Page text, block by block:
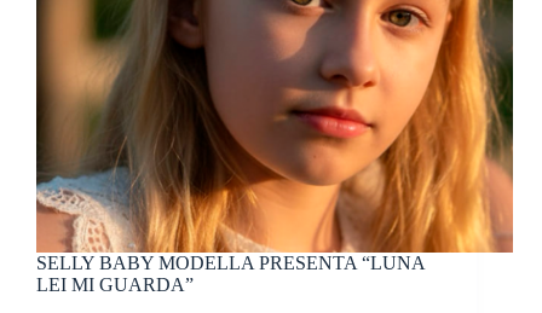
SELLY BABY MODELLA PRESENTA “LUNA
LEI MI GUARDA”